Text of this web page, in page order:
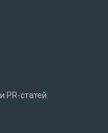
PR-статей: